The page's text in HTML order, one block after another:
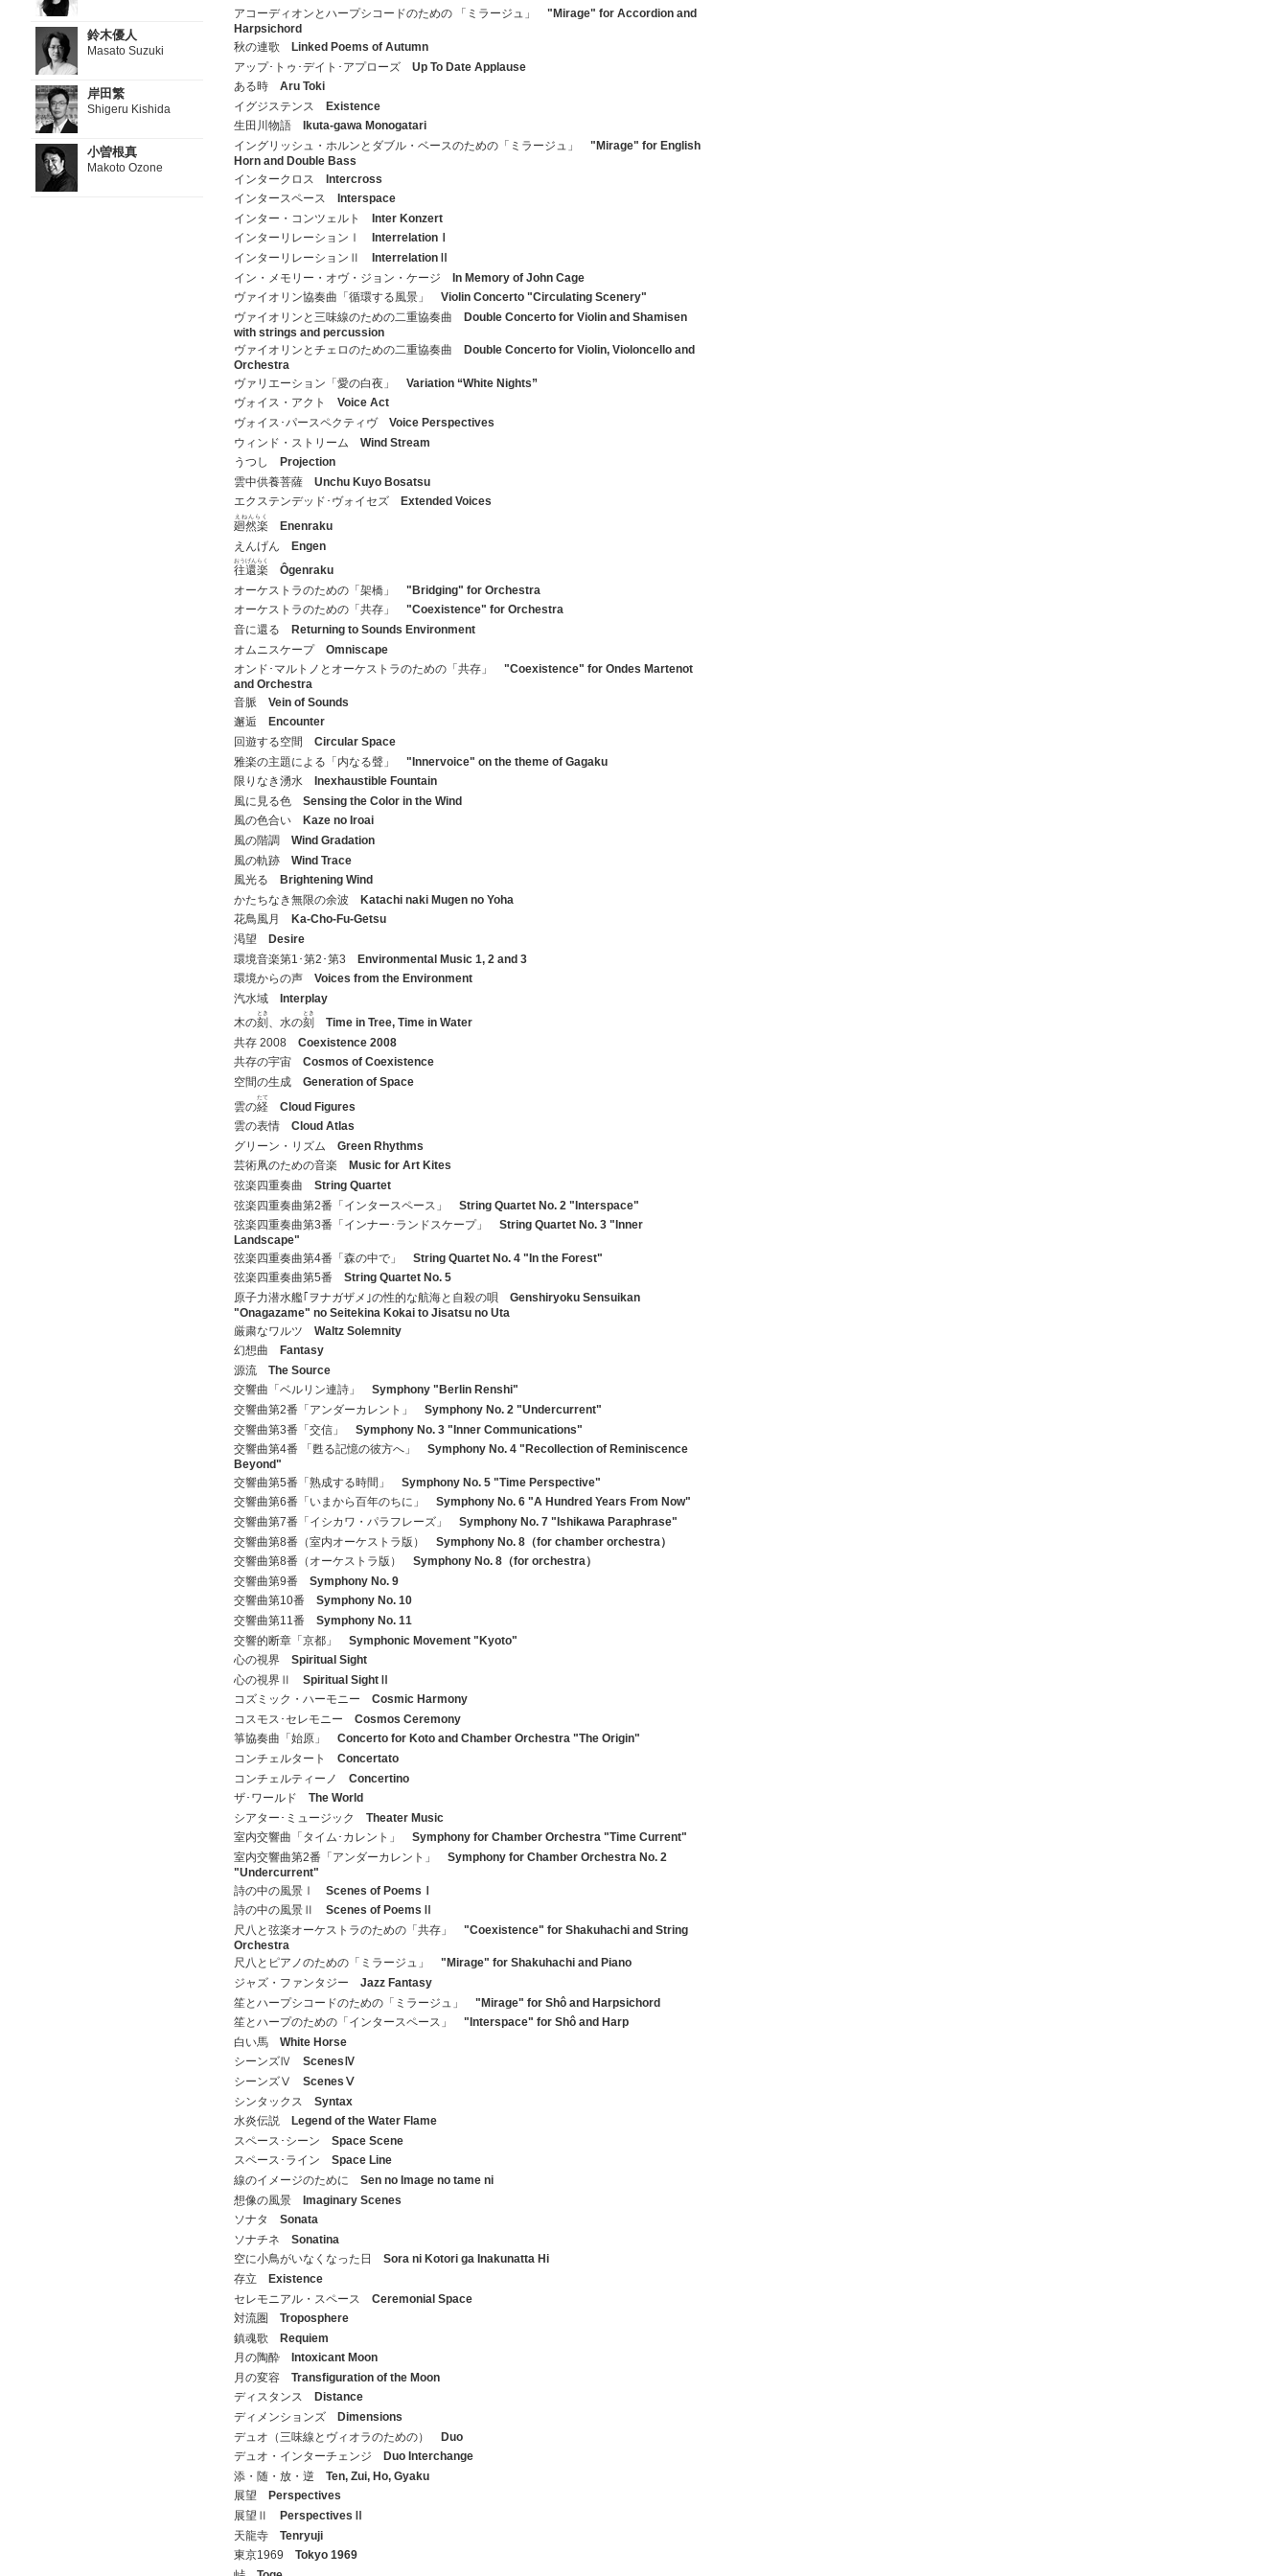
鈴木優人
Masato Suzuki
岸田繁
Shigeru Kishida
小曽根真
Makoto Ozone
アコーディオンとハープシコードのための 「ミラージュ」 "Mirage" for Accordion and
Harpsichord
秋の連歌
Linked Poems of Autumn
アップ･トゥ･デイト･アプローズ Up To Date Applause
ある時 Aru Toki
イグジステンス Existence
生田川物語
Ikuta-gawa Monogatari
イングリッシュ・ホルンとダブル・ベースのための「ミラージュ」 "Mirage" for English
Horn and Double Bass
インタークロス Intercross
インタースペース
Interspace
インター・コンツェルト Inter Konzert
インターリレーションⅠ
InterrelationⅠ
インターリレーションⅡ
InterrelationⅡ
イン・メモリー・オヴ・ジョン・ケージ In Memory of John Cage
ヴァイオリン協奏曲「循環する風景」 Violin Concerto "Circulating Scenery"
ヴァイオリンと三味線のための二重協奏曲 Double Concerto for Violin and Shamisen
with strings and percussion
ヴァイオリンとチェロのための二重協奏曲
Double Concerto for Violin, Violoncello and
Orchestra
ヴァリエーション「愛の白夜」 Variation “White Nights”
ヴォイス・アクト Voice Act
ヴォイス･パースペクティヴ Voice Perspectives
ウィンド・ストリーム Wind Stream
うつし
Projection
雲中供養菩薩 Unchu Kuyo Bosatsu
エクステンデッド･ヴォイセズ
Extended Voices
廻然楽
えねんらく
Enenraku
えんげん Engen
往還楽
おうげんらく
Ôgenraku
オーケストラのための「架橋」 "Bridging" for Orchestra
オーケストラのための「共存」 "Coexistence" for Orchestra
音に還る
Returning to Sounds Environment
オムニスケープ Omniscape
オンド･マルトノとオーケストラのための「共存」 "Coexistence" for Ondes Martenot
and Orchestra
音脈 Vein of Sounds
邂逅
Encounter
回遊する空間 Circular Space
雅楽の主題による「内なる聲」 "Innervoice" on the theme of Gagaku
限りなき湧水
Inexhaustible Fountain
風に見る色 Sensing the Color in the Wind
風の色合い
Kaze no Iroai
風の階調 Wind Gradation
風の軌跡 Wind Trace
風光る
Brightening Wind
かたちなき無限の余波 Katachi naki Mugen no Yoha
花鳥風月
Ka-Cho-Fu-Getsu
渇望
Desire
環境音楽第1･第2･第3 Environmental Music 1, 2 and 3
環境からの声 Voices from the Environment
汽水域 Interplay
木の刻
とき
、水の刻
とき
Time in Tree, Time in Water
共存 2008 Coexistence 2008
共存の宇宙 Cosmos of Coexistence
空間の生成 Generation of Space
雲の経
たて
Cloud Figures
雲の表情 Cloud Atlas
グリーン・リズム Green Rhythms
芸術凧のための音楽
Music for Art Kites
弦楽四重奏曲 String Quartet
弦楽四重奏曲第2番「インタースペース」 String Quartet No. 2 "Interspace"
弦楽四重奏曲第3番「インナー･ランドスケープ」 String Quartet No. 3 "Inner
Landscape"
弦楽四重奏曲第4番「森の中で」 String Quartet No. 4 "In the Forest"
弦楽四重奏曲第5番 String Quartet No. 5
原子力潜水艦｢ヲナガザメ｣の性的な航海と自殺の唄 Genshiryoku Sensuikan
"Onagazame" no Seitekina Kokai to Jisatsu no Uta
厳粛なワルツ Waltz Solemnity
幻想曲
Fantasy
源流 The Source
交響曲「ベルリン連詩」 Symphony "Berlin Renshi"
交響曲第2番「アンダーカレント」 Symphony No. 2 "Undercurrent"
交響曲第3番「交信」 Symphony No. 3 "Inner Communications"
交響曲第4番 「甦る記憶の彼方へ」 Symphony No. 4 "Recollection of Reminiscence
Beyond"
交響曲第5番「熟成する時間」 Symphony No. 5 "Time Perspective"
交響曲第6番「いまから百年のちに」 Symphony No. 6 "A Hundred Years From Now"
交響曲第7番「イシカワ・パラフレーズ」 Symphony No. 7 "Ishikawa Paraphrase"
交響曲第8番（室内オーケストラ版） Symphony No. 8（for chamber orchestra）
交響曲第8番（オーケストラ版） Symphony No. 8（for orchestra）
交響曲第9番 Symphony No. 9
交響曲第10番 Symphony No. 10
交響曲第11番 Symphony No. 11
交響的断章「京都」 Symphonic Movement "Kyoto"
心の視界 Spiritual Sight
心の視界Ⅱ Spiritual SightⅡ
コズミック・ハーモニー Cosmic Harmony
コスモス･セレモニー Cosmos Ceremony
箏協奏曲「始原」 Concerto for Koto and Chamber Orchestra "The Origin"
コンチェルタート Concertato
コンチェルティーノ Concertino
ザ･ワールド The World
シアター･ミュージック Theater Music
室内交響曲「タイム･カレント」 Symphony for Chamber Orchestra "Time Current"
室内交響曲第2番「アンダーカレント」 Symphony for Chamber Orchestra No. 2
"Undercurrent"
詩の中の風景Ⅰ Scenes of PoemsⅠ
詩の中の風景Ⅱ Scenes of PoemsⅡ
尺八と弦楽オーケストラのための「共存」 "Coexistence" for Shakuhachi and String
Orchestra
尺八とピアノのための「ミラージュ」 "Mirage" for Shakuhachi and Piano
ジャズ・ファンタジー Jazz Fantasy
笙とハープシコードのための「ミラージュ」 "Mirage" for Shô and Harpsichord
笙とハープのための「インタースペース」 "Interspace" for Shô and Harp
白い馬 White Horse
シーンズⅣ ScenesⅣ
シーンズⅤ ScenesⅤ
シンタックス Syntax
水炎伝説
Legend of the Water Flame
スペース･シーン Space Scene
スペース･ライン Space Line
線のイメージのために Sen no Image no tame ni
想像の風景 Imaginary Scenes
ソナタ Sonata
ソナチネ Sonatina
空に小鳥がいなくなった日 Sora ni Kotori ga Inakunatta Hi
存立
Existence
セレモニアル・スペース Ceremonial Space
対流圏 Troposphere
鎮魂歌 Requiem
月の陶酔
Intoxicant Moon
月の変容 Transfiguration of the Moon
ディスタンス
Distance
ディメンションズ
Dimensions
デュオ（三味線とヴィオラのための） Duo
デュオ・インターチェンジ
Duo Interchange
添・随・放・逆 Ten, Zui, Ho, Gyaku
展望
Perspectives
展望Ⅱ
PerspectivesⅡ
天龍寺 Tenryuji
東京1969 Tokyo 1969